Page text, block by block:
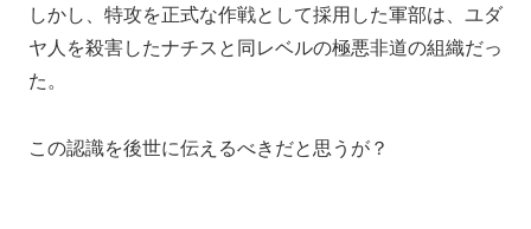
しかし、特攻を正式な作戦として採用した軍部は、ユダ
ヤ人を殺害したナチスと同レベルの極悪非道の組織だっ
た。
この認識を後世に伝えるべきだと思うが？